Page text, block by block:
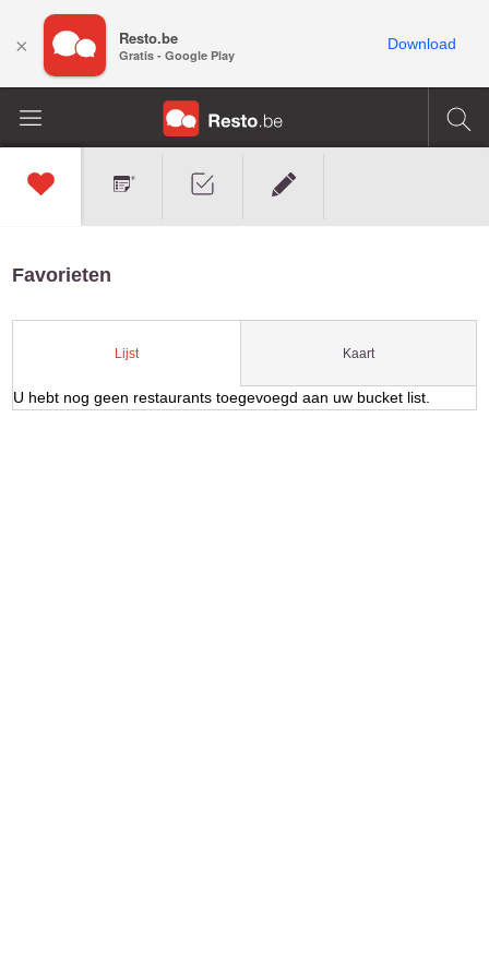
Favorieten
Lijst Kaart
U hebt nog geen restaurants toegevoegd aan uw bucket list.
× Resto.be
Gratis - Google Play
Download